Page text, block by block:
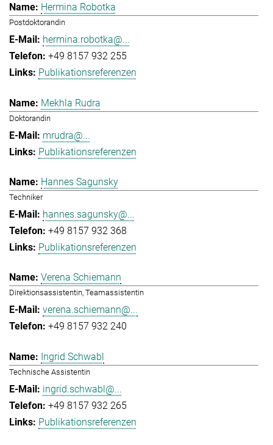
Hermina Robotka
Postdoktorandin
hermina.robotka@...
+49 8157 932 255
Publikationsreferenzen
Mekhla Rudra
Doktorandin
mrudra@...
Publikationsreferenzen
Hannes Sagunsky
Techniker
hannes.sagunsky@...
+49 8157 932 368
Publikationsreferenzen
Verena Schiemann
Direktionsassistentin, Teamassistentin
verena.schiemann@...
+49 8157 932 240
Ingrid Schwabl
Technische Assistentin
ingrid.schwabl@...
+49 8157 932 265
Publikationsreferenzen